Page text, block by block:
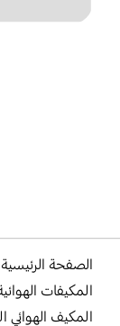
الصفحة الرئيسية
المكيفات
المكيف الهوائي